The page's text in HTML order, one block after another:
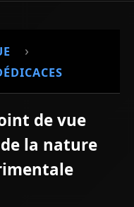
›
de vue
la nature